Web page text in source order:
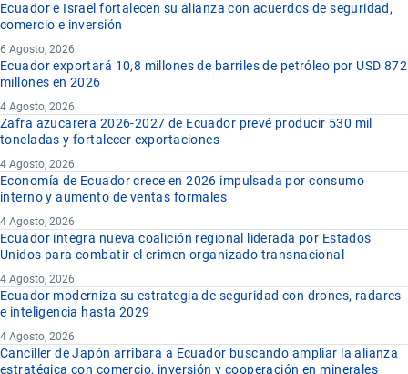
Ecuador e Israel fortalecen su alianza con acuerdos de seguridad,
comercio e inversión
6 Agosto, 2026
Ecuador exportará 10,8 millones de barriles de petróleo por USD 872
millones en 2026
4 Agosto, 2026
Zafra azucarera 2026-2027 de Ecuador prevé producir 530 mil
toneladas y fortalecer exportaciones
4 Agosto, 2026
Economía de Ecuador crece en 2026 impulsada por consumo
interno y aumento de ventas formales
4 Agosto, 2026
Ecuador integra nueva coalición regional liderada por Estados
Unidos para combatir el crimen organizado transnacional
4 Agosto, 2026
Ecuador moderniza su estrategia de seguridad con drones, radares
e inteligencia hasta 2029
4 Agosto, 2026
Canciller de Japón arribara a Ecuador buscando ampliar la alianza
estratégica con comercio, inversión y cooperación en minerales